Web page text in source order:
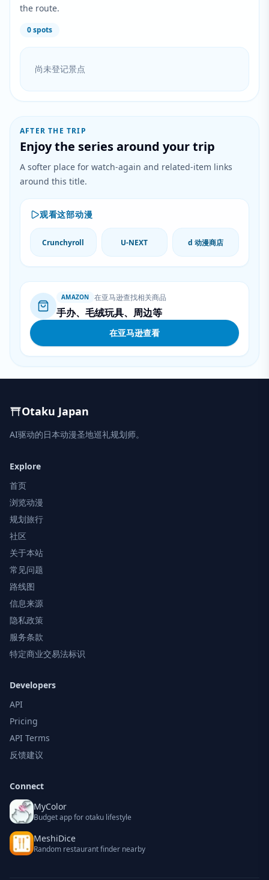
the route.
0spots
尚未登记景点
AFTER THE TRIP
Enjoy the series around your trip
A softer place for watch-again and related-item links
around this title.
观看这部动漫
Crunchyroll U-NEXT d 动漫商店
AMAZON 在亚马逊查找相关商品
手办、毛绒玩具、周边等
在亚马逊查看
Otaku Japan
AI驱动的日本动漫圣地巡礼规划师。
Explore
首页
浏览动漫
规划旅行
社区
关于本站
常见问题
路线图
信息来源
隐私政策
服务条款
特定商业交易法标识
Developers
API
Pricing
API Terms
反馈建议
Connect
MyColor
Budget app for otaku lifestyle
MeshiDice
Random restaurant finder nearby